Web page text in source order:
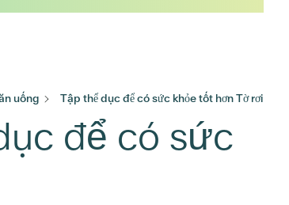
uống Tập thể dục để có sức khỏe tốt hơn Tờ rơi
để có sức